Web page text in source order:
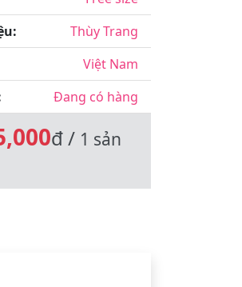
Thùy Trang
Việt Nam
Đang có hàng
đ / 1 sản